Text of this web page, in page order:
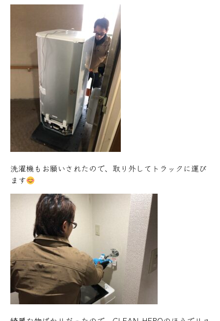
洗濯機もお願いされたので、取り外してトラックに運び
ます